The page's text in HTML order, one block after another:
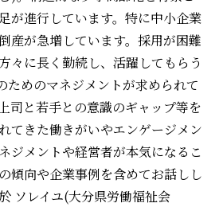
が進行しています。特に中小企業
産が急増しています。採用が困難
々に長く勤続し、活躍してもらう
ためのマネジメントが求められて
司と若手との意識のギャップ等を
てきた働きがいやエンゲージメン
ジメントや経営者が本気になるこ
傾向や企業事例を含めてお話しし
ソレイユ(大分県労働福祉会